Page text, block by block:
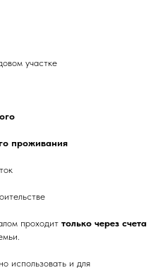
участке
проживания
проходит только через счета
использовать и для